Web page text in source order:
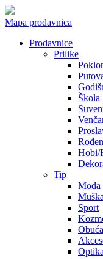
Mapa prodavnica
Prodavnice
Prilike
Škola
Hobi/
Tip
Moda
Sport
Optika